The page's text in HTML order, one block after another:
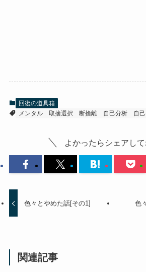
回復の道具箱
メンタル
取捨選択 断捨離 自己分析 自
よかったらシェアして
色々とやめた話[その1] 色
関連記事